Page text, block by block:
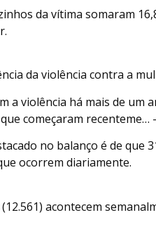
da vítima somaram
da violência contra a
a violência há mais de um
começaram recenteme…
no balanço é de que
ocorrem diariamente.
acontecem